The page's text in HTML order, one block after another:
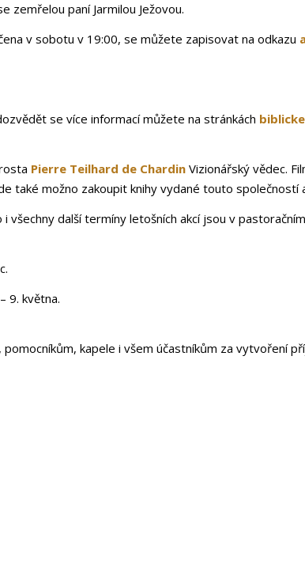
zemřelou paní Jarmilou Ježovou.
v sobotu v 19:00, se můžete zapisovat na odkazu
se více informací můžete na stránkách
Pierre Teilhard de Chardin Vizionářský vědec.
také možno zakoupit knihy vydané touto společností
další termíny letošních akcí jsou v
9. května.
kapele i všem účastníkům za vytvoření